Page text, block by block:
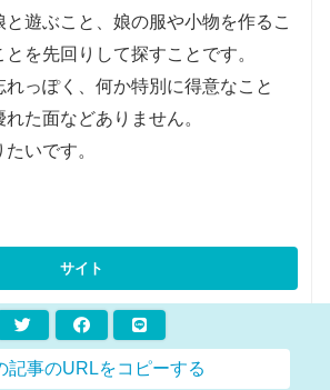
遊ぶこと、娘の服や小物を作るこ
を先回りして探すことです。
れっぽく、何か特別に得意なこと
た面などありません。
いです。
記事のURLをコピーする